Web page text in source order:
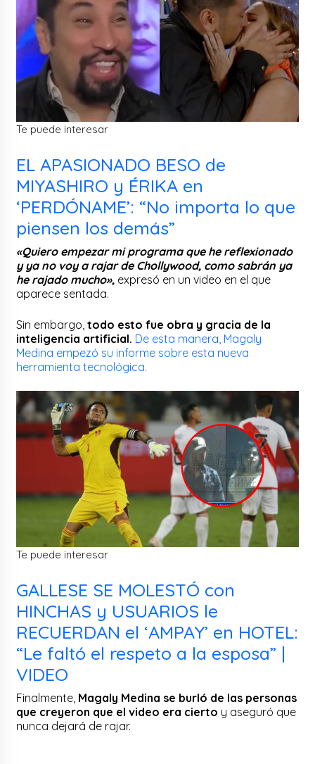
Te puede interesar
EL APASIONADO BESO de
MIYASHIRO y ÉRIKA en
‘PERDÓNAME’: “No importa lo que
piensen los demás”
«Quiero empezar mi programa que he reflexionado
y ya no voy a rajar de Chollywood, como sabrán ya
he rajado mucho», expresó en un video en el que
aparece sentada.
Sin embargo,todo esto fue obra y gracia de la
inteligencia artificial. De esta manera, Magaly
Medina empezó su informe sobre esta nueva
herramienta tecnológica.
Te puede interesar
GALLESE SE MOLESTÓ con
HINCHAS y USUARIOS le
RECUERDAN el ‘AMPAY’ en HOTEL:
“Le faltó el respeto a la esposa” |
VIDEO
Finalmente, Magaly Medina se burló de las personas
que creyeron que el video era cierto y aseguró que
nunca dejará de rajar.